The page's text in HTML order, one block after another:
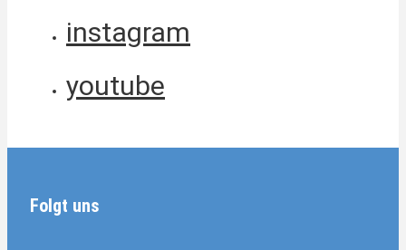
instagram
youtube
Folgt uns